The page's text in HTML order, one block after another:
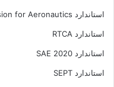
استاندارد Radio Technical Commission for Aeronautics
استاندارد RTCA
استاندارد SAE 2020
استاندارد SEPT